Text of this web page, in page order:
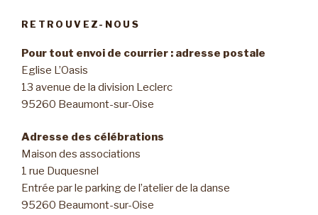
RETROUVEZ-NOUS
Pour tout envoi de courrier : adresse postale
Eglise L’Oasis
13 avenue de la division Leclerc
95260 Beaumont-sur-Oise
Adresse des célébrations
Maison des associations
1 rue Duquesnel
Entrée par le parking de l’atelier de la danse
95260 Beaumont-sur-Oise